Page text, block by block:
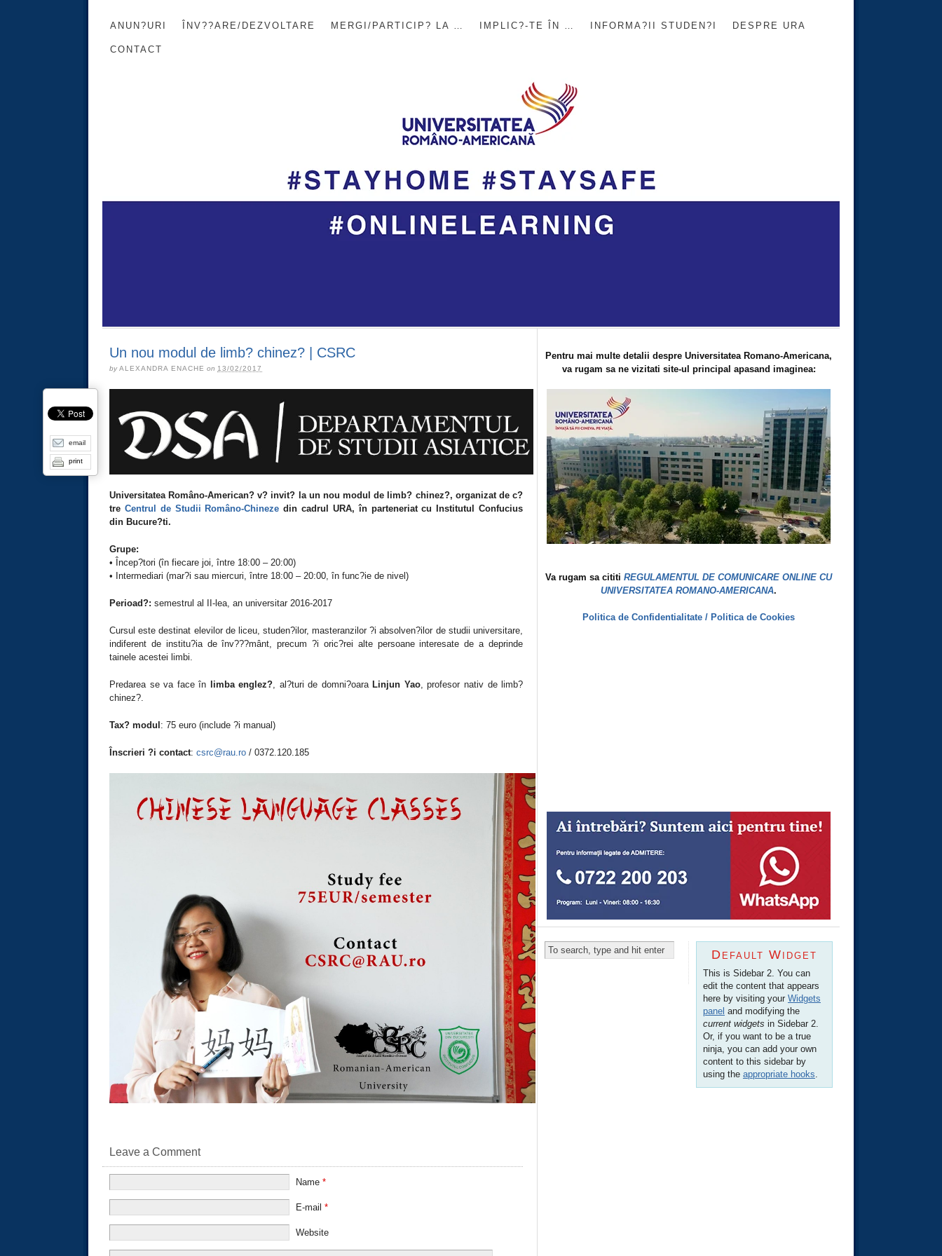
ANUN?URI ÎNV??ARE/DEZVOLTARE MERGI/PARTICIP? LA … IMPLIC?-TE ÎN … INFORMA?II STUDEN?I DESPRE URA
CONTACT
Un nou modul de limb? chinez? | CSRC
byALEXANDRA ENACHE on 13/02/2017
Universitatea Româno-American? v? invit? la un nou modul de limb? chinez?, organizat de c?
tre Centrul de Studii Româno-Chineze din cadrul URA, în parteneriat cu Institutul Confucius
din Bucure?ti.
Grupe:
• Încep?tori (în fiecare joi, între 18:00 – 20:00)
• Intermediari (mar?i sau miercuri, între 18:00 – 20:00, în func?ie de nivel)
Perioad?: semestrul al II-lea, an universitar 2016-2017
Cursul este destinat elevilor de liceu, studen?ilor, masteranzilor ?i absolven?ilor de studii universitare,
indiferent de institu?ia de înv???mânt, precum ?i oric?rei alte persoane interesate de a deprinde
tainele acestei limbi.
Predarea se va face în limba englez? , al?turi de domni?oara Linjun Yao, profesor nativ de limb?
chinez?.
Tax? modul : 75 euro (include ?i manual)
Înscrieri ?i contact: csrc@rau.ro / 0372.120.185
Leave a Comment
Name*
E-mail*
Website
Pentru mai multe detalii despre Universitatea Romano-Americana,
va rugam sa ne vizitati site-ul principal apasand imaginea:
Va rugam sa cititi REGULAMENTUL DE COMUNICARE ONLINE CU
UNIVERSITATEA ROMANO-AMERICANA.
Politica de Confidentialitate / Politica de Cookies
Default Widget
This is Sidebar 2. You can
edit the content that appears
here by visiting your Widgets
panel and modifying the
current widgets in Sidebar 2.
Or, if you want to be a true
ninja, you can add your own
content to this sidebar by
using the appropriate hooks
email
print